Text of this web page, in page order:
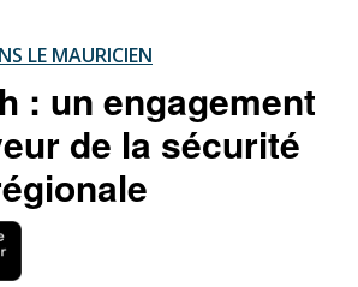
LE MAURICIEN
: un engagement
de la sécurité